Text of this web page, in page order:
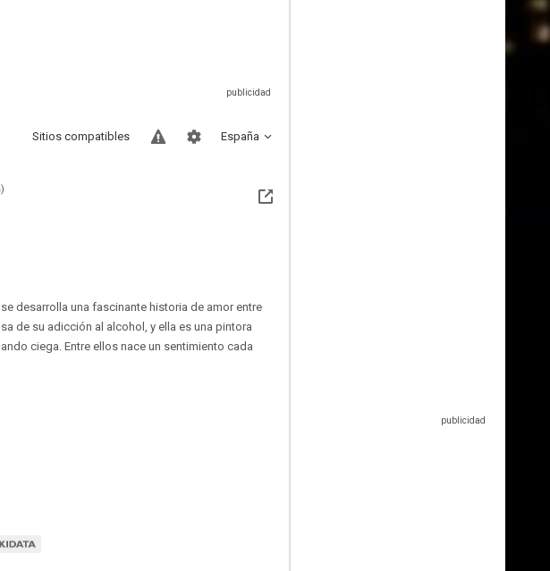
España
Sitios compatibles
desarrolla una fascinante historia de amor entre
de su adicción al alcohol, y ella es una pintora
ciega. Entre ellos nace un sentimiento cada